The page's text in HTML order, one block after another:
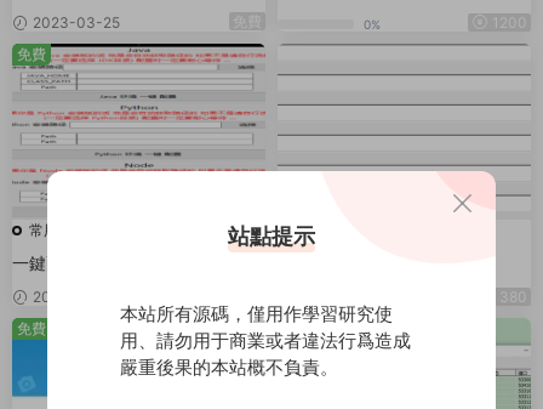
裝教程
2023-03-25 免費 0% 1200
常用工具
一鍵配置開發環境變量工具
2023-02-09
免費
常用工具
380
免費
站點提示
本站所有源碼，僅用作學習研究使
用、請勿用于商業或者違法行爲造成
嚴重後果的本站概不負責。